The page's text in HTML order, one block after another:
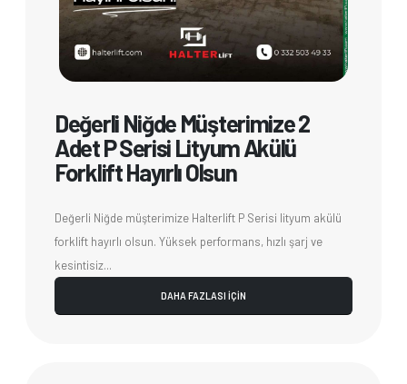
Değerli Niğde Müşterimize 2
Adet P Serisi Lityum Akülü
Forklift Hayırlı Olsun
Değerli Niğde müşterimize Halterlift P Serisi lityum akülü
forklift hayırlı olsun. Yüksek performans, hızlı şarj ve
kesintisiz...
DAHA FAZLASI İÇİN